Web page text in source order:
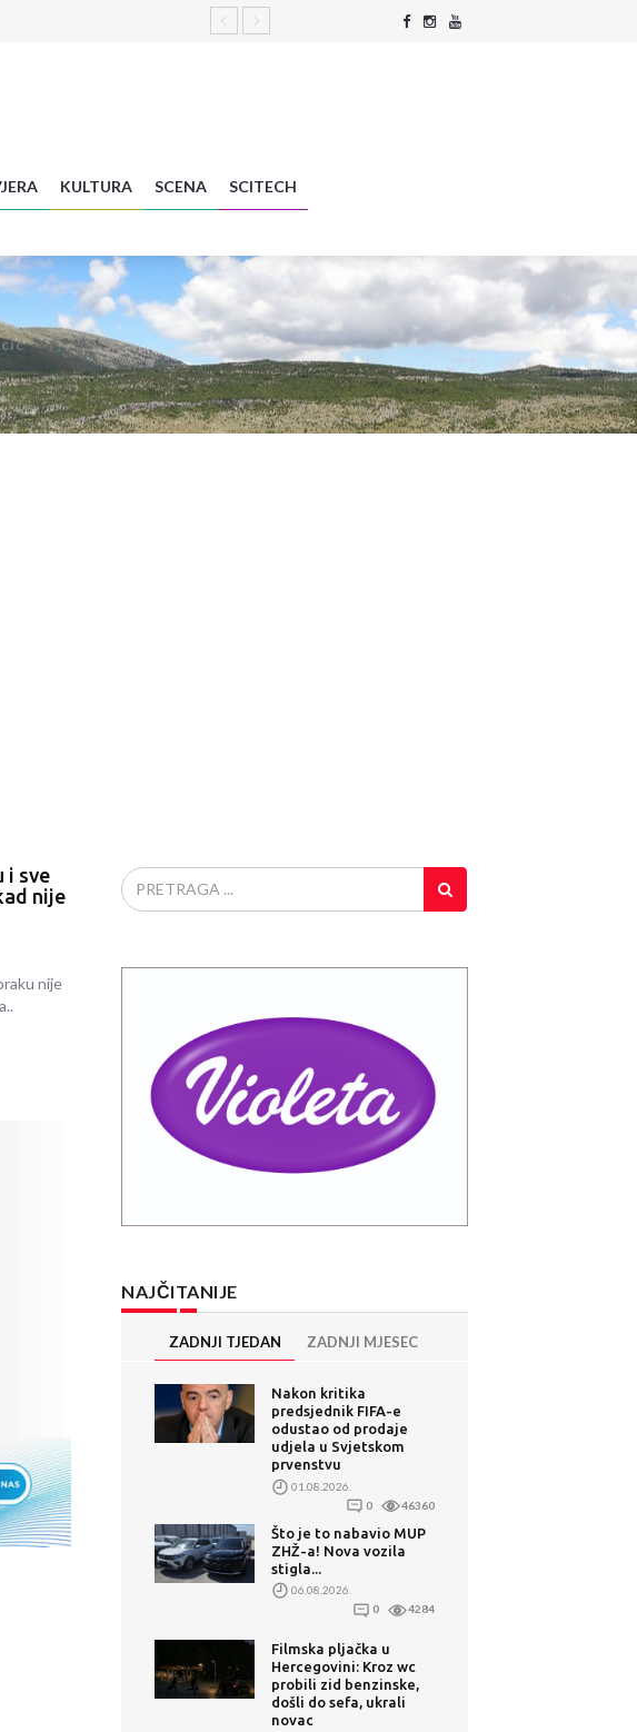
obitelj
KULTURA SCENA SCITECH
i sve
nije
nije
NAJČITANIJE
ZADNJI TJEDAN ZADNJI MJESEC
Nakon kritika
predsjednik FIFA-e
odustao od prodaje
udjela u Svjetskom
prvenstvu
01.08.2026.
0
46360
Što je to nabavio MUP
ZHŽ-a! Nova vozila
stigla...
06.08.2026.
0
4284
Filmska pljačka u
Hercegovini: Kroz wc
probili zid benzinske,
došli do sefa, ukrali
novac